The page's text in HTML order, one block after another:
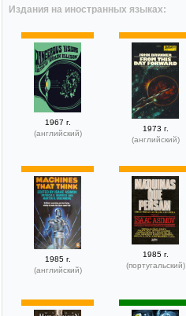
Издания на иностранных языках:
1967 г.
(английский)
1973 г.
(английский)
1985 г.
(английский)
1985 г.
(португальский)